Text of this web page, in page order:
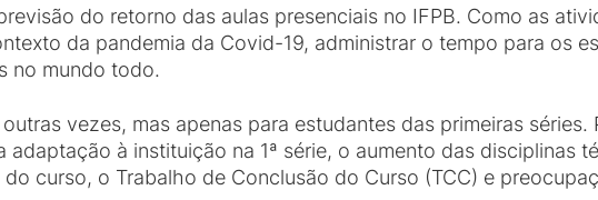
do retorno das aulas presenciais no IFPB. Como as
da pandemia da Covid-19, administrar o tempo para os
no mundo todo.
vezes, mas apenas para estudantes das primeiras séries.
adaptação à instituição na 1ª série, o aumento das disciplinas
curso, o Trabalho de Conclusão do Curso (TCC) e